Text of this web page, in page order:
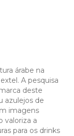
árabe na
A pesquisa
deste
azulejos de
imagens
valoriza a
para os drinks